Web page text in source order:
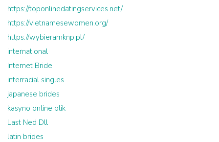
https://toponlinedatingservices.net/
https://vietnamesewomen.org/
https://wybieramknp.pl/
international
Internet Bride
interracial singles
japanese brides
kasyno online blik
Last Ned Dll
latin brides